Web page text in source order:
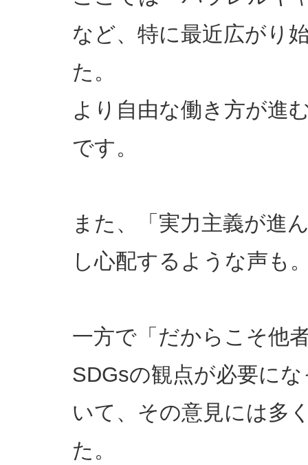
など、特に最近広がり
た。
より自由な働き方が進
です。
また、「実力主義が進
し心配するような声も
一方で「だからこそ他
SDGsの観点が必要に
いて、その意見には多
た。